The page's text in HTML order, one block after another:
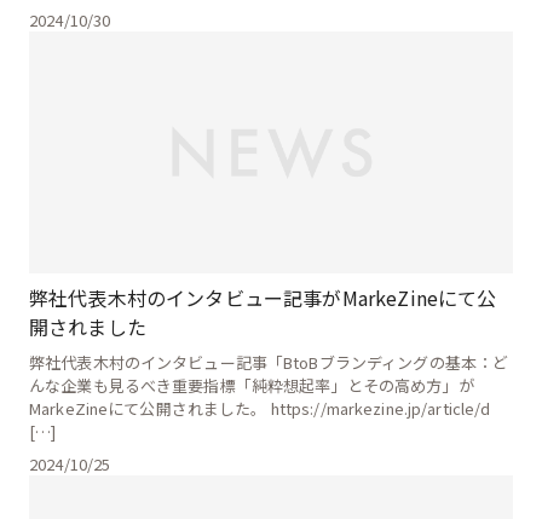
2024/10/30
弊社代表木村のインタビュー記事がMarkeZineにて公
開されました
弊社代表木村のインタビュー記事「BtoBブランディングの基本：ど
んな企業も見るべき重要指標「純粋想起率」とその高め方」が
MarkeZineにて公開されました。 https://markezine.jp/article/d
[…]
2024/10/25